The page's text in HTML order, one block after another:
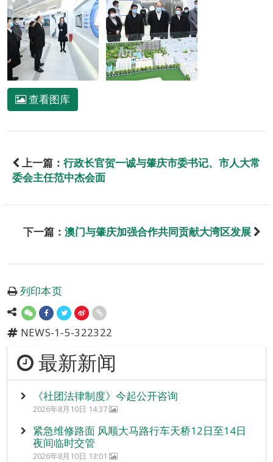
查看图库
上一篇： 行政长官贺一诚与肇庆市委书记、市人大常
委会主任范中杰会面
下一篇： 澳门与肇庆加强合作共同贡献大湾区发展
列印本页
NEWS-1-5-322322
最新新闻
《社团法律制度》今起公开咨询
2026年8月10日 14:37
紧急维修路面 风顺大马路行车天桥12日至14日
夜间临时交管
2026年8月10日 13:01